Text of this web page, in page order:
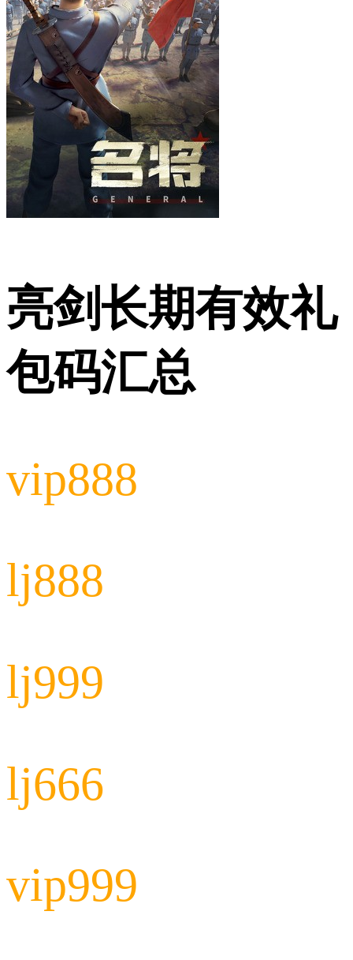
亮剑长期有效礼
包码汇总
vip888
lj888
lj999
lj666
vip999